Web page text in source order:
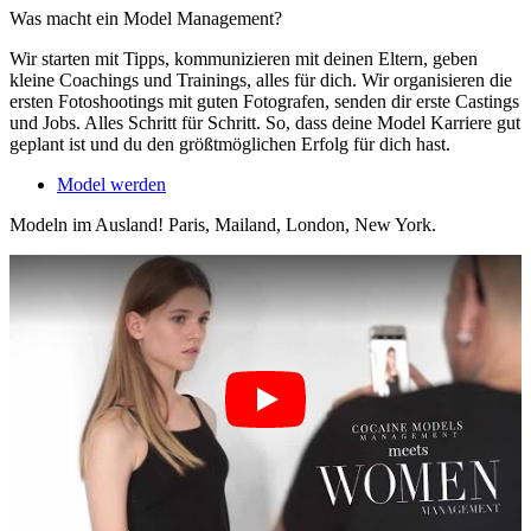
Was macht ein Model Management?
Wir starten mit Tipps, kommunizieren mit deinen Eltern, geben
kleine Coachings und Trainings, alles für dich. Wir organisieren die
ersten Fotoshootings mit guten Fotografen, senden dir erste Castings
und Jobs. Alles Schritt für Schritt. So, dass deine Model Karriere gut
geplant ist und du den größtmöglichen Erfolg für dich hast.
Model werden
Modeln im Ausland! Paris, Mailand, London, New York.